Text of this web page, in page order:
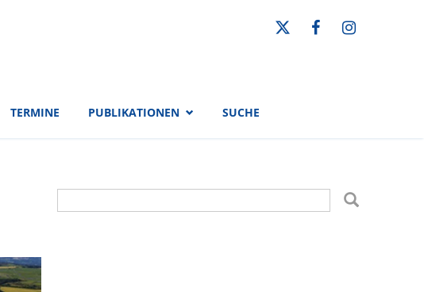
TERMINE PUBLIKATIONEN SUCHE
Suchformular